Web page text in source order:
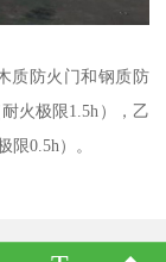
质防火门和钢质防
火极限1.5h），乙
0.5h）。